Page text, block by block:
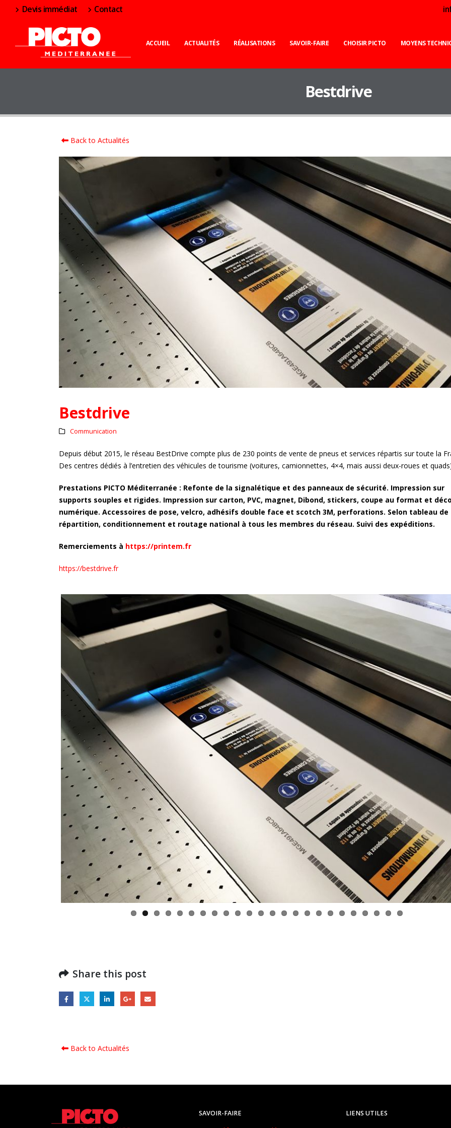
Devis immédiat Contact
ACCUEIL ACTUALITÉS RÉALISATIONS SAVOIR-FAIRE CHOISIR PICTO MOYENS
Bestdrive
Back to Actualités
Bestdrive
Communication
Depuis début 2015, le réseau BestDrive compte plus de 230 points de vente de pneus et services répartis sur toute la
Des centres dédiés à l’entretien des véhicules de tourisme (voitures, camionnettes, 4×4, mais aussi deux-roues et
Prestations PICTO Méditerranée : Refonte de la signalétique et des panneaux de sécurité. Impression sur
supports souples et rigides. Impression sur carton, PVC, magnet, Dibond, stickers, coupe au format et
numérique. Accessoires de pose, velcro, adhésifs double face et scotch 3M, perforations. Selon tableau de
répartition, conditionnement et routage national à tous les membres du réseau. Suivi des expéditions.
Remerciements à https://printem.fr
https://bestdrive.fr
Share this post
Back to Actualités
L’assurance qualité de vos
impressions
La Provence, au plus près des
territoires
Présentoirs du magazine de
la Métropole Aix-Marseille
«Alice et les drôles d’oiseaux»
Le chassis aluminium rentrant
Pionniers d’hier – Précurseurs
de demain
GPC Helmets – PLV en édition
limitée
L’Occitane en Provence –
Flora Orchestra
Icônes automobiles l’expo
L’assurance
impressions
La Provence, au
territoires
«Alice et les drôles
Le chassis
SAVOIR-FAIRE
LIENS UTILES